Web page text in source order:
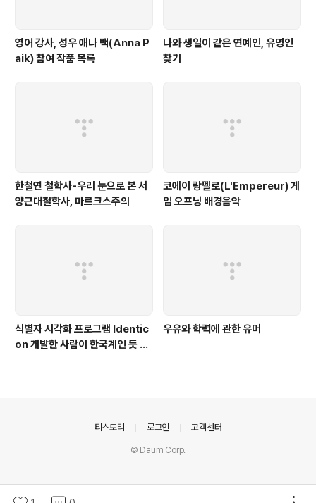
영어 강사, 성우 애나 백(Anna P
aik) 참여 작품 목록
나와 생일이 같은 연예인, 유명인
찾기
한철연 철학사-우리 눈으로 본 서
양근대철학사, 마르크스주의
코에이 랑펠로(L'Empereur) 게
임 오프닝 배경음악
식별자 시각화 프로그램 Identic
on 개발한 사람이 한국계인 듯 합
우유와 학력에 관한 유머
티스토리 로그인 고객센터
© Daum Corp.